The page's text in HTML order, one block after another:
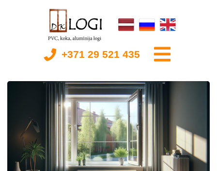
+371 29 521 435